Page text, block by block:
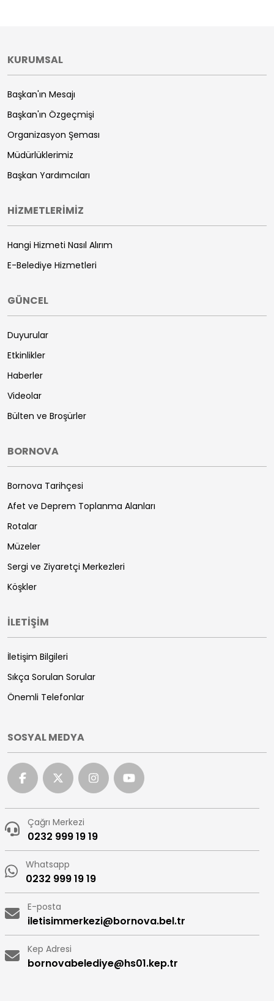
KURUMSAL
Başkan'ın Mesajı
Başkan'ın Özgeçmişi
Organizasyon Şeması
Müdürlüklerimiz
Başkan Yardımcıları
HİZMETLERİMİZ
Hangi Hizmeti Nasıl Alırım
E-Belediye Hizmetleri
GÜNCEL
Duyurular
Etkinlikler
Haberler
Videolar
Bülten ve Broşürler
BORNOVA
Bornova Tarihçesi
Afet ve Deprem Toplanma Alanları
Rotalar
Müzeler
Sergi ve Ziyaretçi Merkezleri
Köşkler
İLETİŞİM
İletişim Bilgileri
Sıkça Sorulan Sorular
Önemli Telefonlar
SOSYAL MEDYA
Çağrı Merkezi
0232 999 19 19
Whatsapp
0232 999 19 19
E-posta
iletisimmerkezi@bornova.bel.tr
Kep Adresi
bornovabelediye@hs01.kep.tr